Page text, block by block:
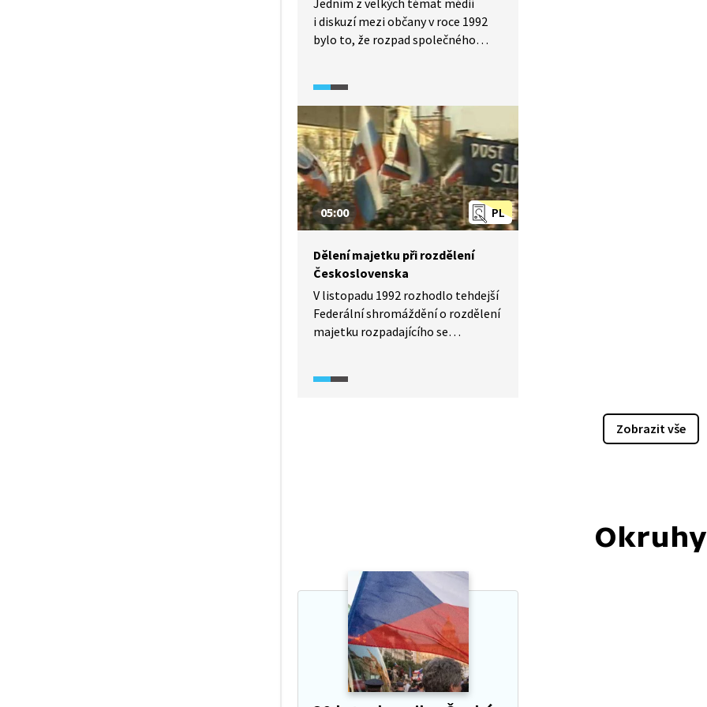
Jedním z velkých témat médií
i diskuzí mezi občany v roce 1992
bylo to, že rozpad společného
by konání referenda přineslo,
i kdyby se nakonec konalo?
Podívejte se na část diskuse
o argumentech pro a proti.
PL
05:00
Dělení majetku při rozdělení
Československa
V listopadu 1992 rozhodlo tehdejší
Federální shromáždění o rozdělení
majetku rozpadajícího se
2 : 1. Spory o něj ale probíhaly ještě
Zobrazit vše
Okruhy